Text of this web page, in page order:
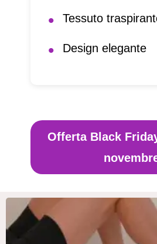
Tessuto
Design elegante
Offerta Black